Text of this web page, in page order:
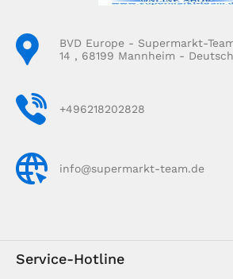
BVD Europe - Supermarkt-
14 , 68199 Mannheim -
+496218202828
info@supermarkt-team.de
Service-Hotline